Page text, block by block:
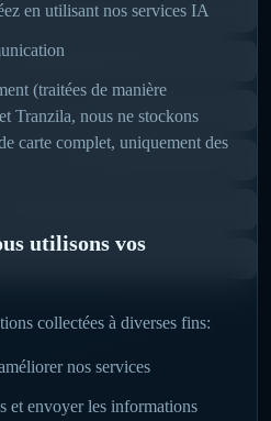
données
données
en utilisant nos services IA
(traitées de manière
Tranzila, nous ne stockons
carte complet, uniquement des
utilisons vos
collectées à diverses fins:
nos services
et envoyer les informations